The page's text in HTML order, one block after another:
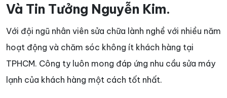
Và Tin Tưởng Nguyễn Kim.
Với đội ngũ nhân viên sửa chữa lành nghề với nhiều năm
hoạt động và chăm sóc không ít khách hàng tại
TPHCM. Công ty luôn mong đáp ứng nhu cầu sửa máy
lạnh của khách hàng một cách tốt nhất.